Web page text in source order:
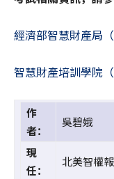
經濟部智慧財產局
智慧財產培訓學院
作
者：
吳碧娥
現
任：
北美智權